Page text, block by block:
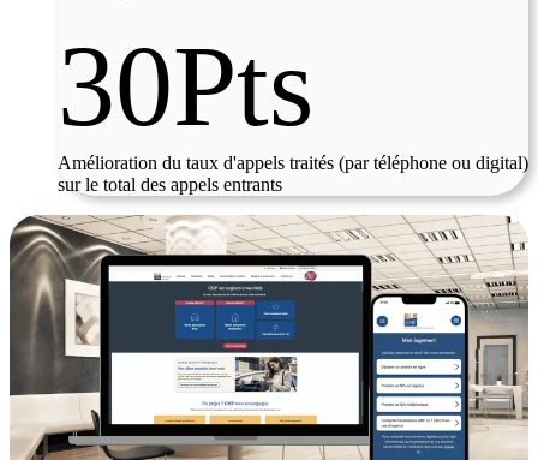
30Pts
Amélioration du taux d'appels traités (par téléphone ou digital)
sur le total des appels entrants